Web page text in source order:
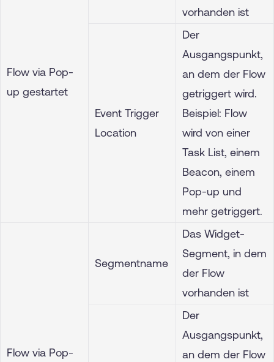
Flow via Pop-
up gestartet
vorhanden ist
Event Trigger
Location
Der
Ausgangspunkt,
an dem der Flow
getriggert wird.
Beispiel: Flow
wird von einer
Task List, einem
Beacon, einem
Pop-up und
mehr getriggert.
Flow via Pop-
Segmentname
Das Widget-
Segment, in dem
der Flow
vorhanden ist
Der
Ausgangspunkt,
an dem der Flow